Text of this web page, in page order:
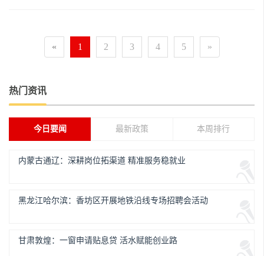
« 1 2 3 4 5 »
热门资讯
今日要闻 最新政策 本周排行
内蒙古通辽：深耕岗位拓渠道 精准服务稳就业
黑龙江哈尔滨：香坊区开展地铁沿线专场招聘会活动
甘肃敦煌：一窗申请贴息贷 活水赋能创业路